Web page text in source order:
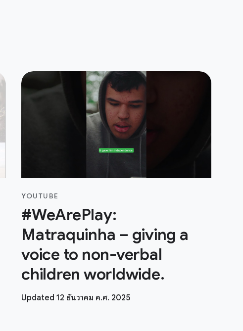
YOUTUBE
#WeArePlay:
Matraquinha – giving a
voice to non-verbal
children worldwide.
Updated 12 ธันวาคม ค.ศ. 2025